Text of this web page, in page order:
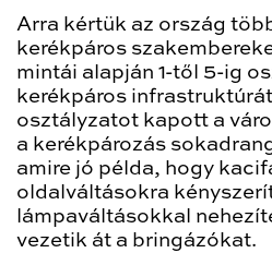
Arra kértük az ország
kerékpáros
mintái alapján 1-től 5-ig
kerékpáros
osztályzatot kapott a
a kerékpározás
amire jó példa, hogy
oldalváltásokra
lámpaváltásokkal
vezetik át a bringázókat.